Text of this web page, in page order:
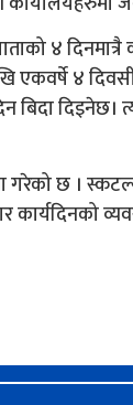
४
४
बिदा
गरेको छ ।